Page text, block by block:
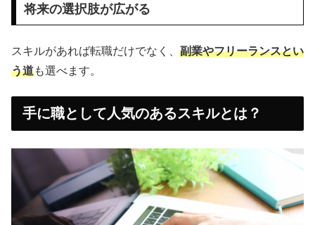
将来の選択肢が広がる
スキルがあれば転職だけでなく、 副業やフリーランスとい
う道も選べます。
手に職として人気のあるスキルとは？